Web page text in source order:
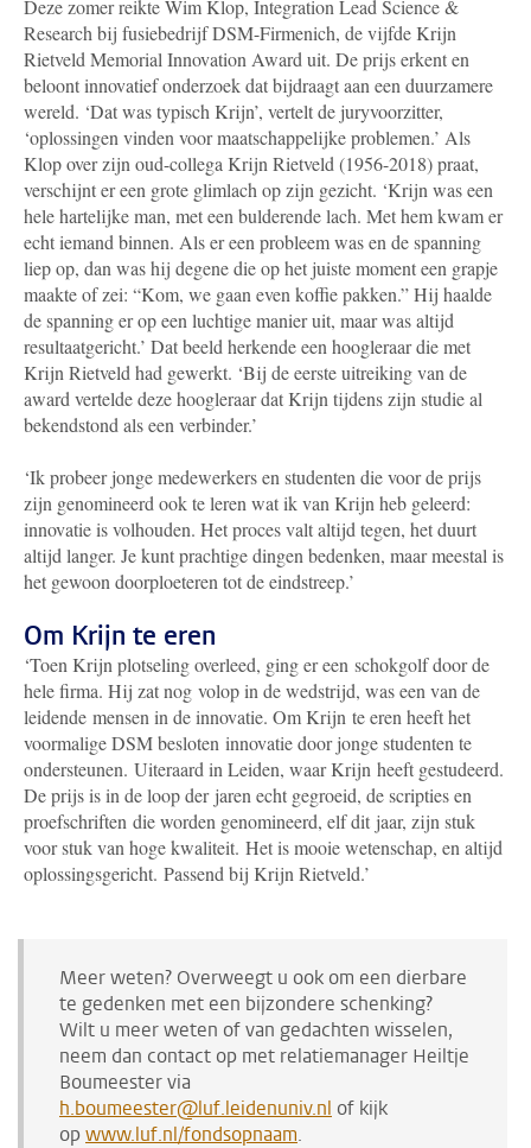
Deze zomer reikte Wim Klop, Integration Lead Science &
Research bij fusiebedrijf DSM-Firmenich, de vijfde Krijn
Rietveld Memorial Innovation Award uit. De prijs erkent en
beloont innovatief onderzoek dat bijdraagt aan een duurzamere
wereld. ‘Dat was typisch Krijn’, vertelt de juryvoorzitter,
‘oplossingen vinden voor maatschappelijke problemen.’ Als
Klop over zijn oud-collega Krijn Rietveld (1956-2018) praat,
verschijnt er een grote glimlach op zijn gezicht. ‘Krijn was een
hele hartelijke man, met een bulderende lach. Met hem kwam er
echt iemand binnen. Als er een probleem was en de spanning
liep op, dan was hij degene die op het juiste moment een grapje
maakte of zei: “Kom, we gaan even koffie pakken.” Hij haalde
de spanning er op een luchtige manier uit, maar was altijd
resultaatgericht.’ Dat beeld herkende een hoogleraar die met
Krijn Rietveld had gewerkt. ‘Bij de eerste uitreiking van de
award vertelde deze hoogleraar dat Krijn tijdens zijn studie al
bekendstond als een verbinder.’
‘Ik probeer jonge medewerkers en studenten die voor de prijs
zijn genomineerd ook te leren wat ik van Krijn heb geleerd:
innovatie is volhouden. Het proces valt altijd tegen, het duurt
altijd langer. Je kunt prachtige dingen bedenken, maar meestal is
het gewoon doorploeteren tot de eindstreep.’
Om Krijn te eren
‘Toen Krijn plotseling overleed, ging er een schokgolf door de
hele firma. Hij zat nog volop in de wedstrijd, was een van de
leidende mensen in de innovatie. Om Krijn te eren heeft het
voormalige DSM besloten innovatie door jonge studenten te
ondersteunen. Uiteraard in Leiden, waar Krijn heeft gestudeerd.
De prijs is in de loop der jaren echt gegroeid, de scripties en
proefschriften die worden genomineerd, elf dit jaar, zijn stuk
voor stuk van hoge kwaliteit. Het is mooie wetenschap, en altijd
oplossingsgericht. Passend bij Krijn Rietveld.’
Meer weten? Overweegt u ook om een dierbare
te gedenken met een bijzondere schenking?
Wilt u meer weten of van gedachten wisselen,
neem dan contact op met relatiemanager Heiltje
Boumeester via
h.boumeester@luf.leidenuniv.nl of kijk
opwww.luf.nl/fondsopnaam.